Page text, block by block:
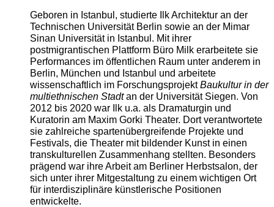
Geboren in Istanbul, studierte Ilk Architektur an der
Technischen Universität Berlin sowie an der Mimar
Sinan Universität in Istanbul. Mit ihrer
postmigrantischen Plattform Büro Milk erarbeitete sie
Performances im öffentlichen Raum unter anderem in
Berlin, München und Istanbul und arbeitete
wissenschaftlich im ForschungsprojektBaukultur in der
multiethnischen Stadtan der Universität Siegen. Von
2012 bis 2020 war Ilk u.a. als Dramaturgin und
Kuratorin am Maxim Gorki Theater. Dort verantwortete
sie zahlreiche spartenübergreifende Projekte und
Festivals, die Theater mit bildender Kunst in einen
transkulturellen Zusammenhang stellten. Besonders
prägend war ihre Arbeit am Berliner Herbstsalon, der
sich unter ihrer Mitgestaltung zu einem wichtigen Ort
für interdisziplinäre künstlerische Positionen
entwickelte.